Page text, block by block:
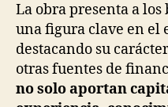
La obra presenta a los
una figura clave en el
destacando su
otras fuentes de
no solo aportan